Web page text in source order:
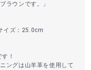
ラウンです。」
イズ：25.0cm
！
ングは山羊革を使用して